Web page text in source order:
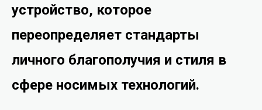
устройство, которое
переопределяет стандарты
личного благополучия и стиля в
сфере носимых технологий.